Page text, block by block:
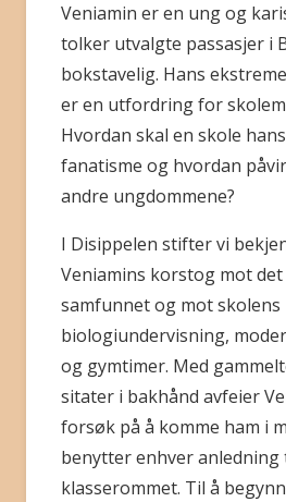
Veniamin er en ung og
tolker utvalgte passasjer i
bokstavelig. Hans
er en utfordring for
Hvordan skal en skole
fanatisme og hvordan
andre ungdommene?
I Disippelen stifter vi
Veniamins korstog mot
samfunnet og mot skolens
biologiundervisning,
og gymtimer. Med
sitater i bakhånd avfeier
forsøk på å komme ham i
benytter enhver anledning
klasserommet. Til å